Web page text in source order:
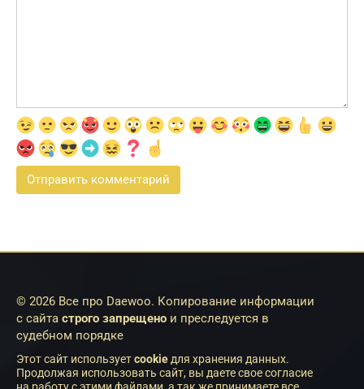
© 2026 Все про Daewoo. Копирование информации
с сайта строго запрещено и преследуется в
судебном порядке
Этот сайт используетcookie для хранения данных.
Продолжая использовать сайт, вы даете свое согласие
на работу с этими файлами, а так же принимаете все